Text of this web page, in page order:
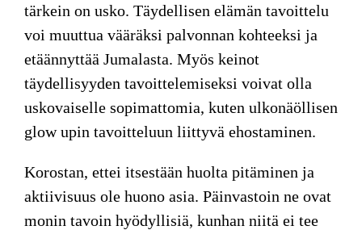
tärkein on usko. Täydellisen elämän tavoittelu
voi muuttua vääräksi palvonnan kohteeksi ja
etäännyttää Jumalasta. Myös keinot
täydellisyyden tavoittelemiseksi voivat olla
uskovaiselle sopimattomia, kuten ulkonäöllisen
glow upin tavoitteluun liittyvä ehostaminen.
Korostan, ettei itsestään huolta pitäminen ja
aktiivisuus ole huono asia. Päinvastoin ne ovat
monin tavoin hyödyllisiä, kunhan niitä ei tee